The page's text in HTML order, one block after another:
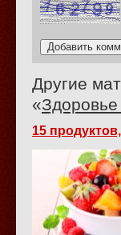
Другие
«
15